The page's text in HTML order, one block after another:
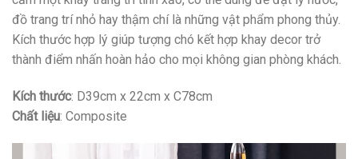
đồ trang trí nhỏ hay thậm chí là những vật phẩm phong thủy.
Kích thước hợp lý giúp tượng chó kết hợp khay decor trở
thành điểm nhấn hoàn hảo cho mọi không gian phòng khách.
Kích thước: D39cm x 22cm x C78cm
Chất liệu: Composite